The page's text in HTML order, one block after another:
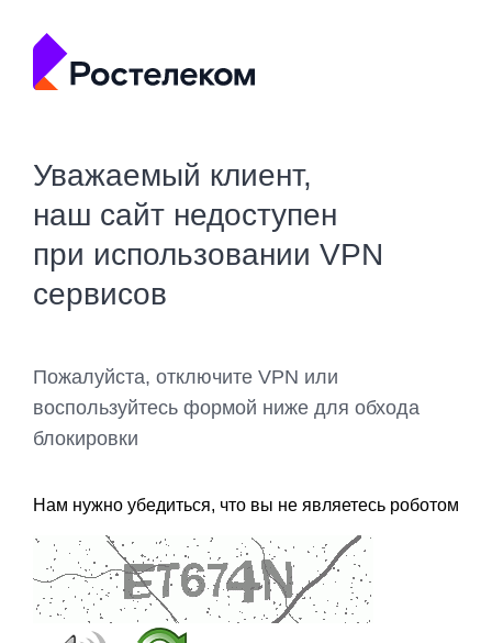
Уважаемый клиент,
наш сайт недоступен
при использовании VPN
сервисов
Пожалуйста, отключите VPN или
воспользуйтесь формой ниже для обхода
блокировки
Нам нужно убедиться, что вы не являетесь роботом